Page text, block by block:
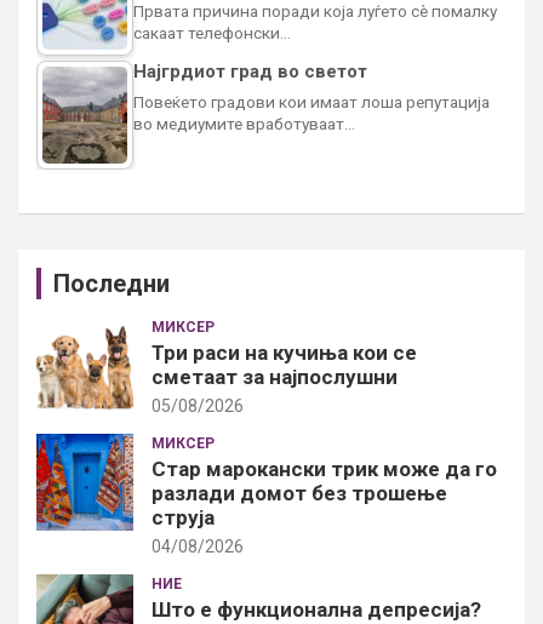
Првата причина поради која луѓето сè помалку
сакаат телефонски…
Најгрдиот град во светот
Повеќето градови кои имаат лоша репутација
во медиумите вработуваат…
Последни
МИКСЕР
Три раси на кучиња кои се
сметаат за најпослушни
05/08/2026
МИКСЕР
Стар марокански трик може да го
разлади домот без трошење
струја
04/08/2026
НИЕ
Што е функционална депресија?